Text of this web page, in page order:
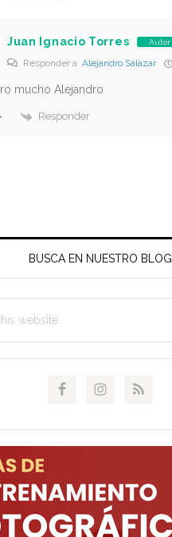
Juan Ignacio Torres Autor
Responder a Alejandro Salazar
mucho Alejandro
Responder
BUSCA EN NUESTRO BLOG